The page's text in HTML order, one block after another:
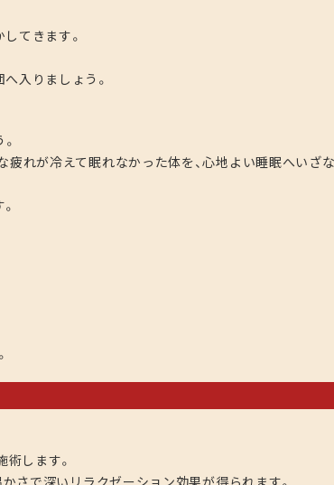
てきます。
入りましょう。
れが冷えて眠れなかった体を、心地よい睡眠へいざ
します。
さで深いリラクゼーション効果が得られます。